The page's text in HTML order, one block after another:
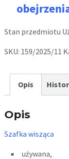
Stan przedmiotu
SKU: 159/2025/11
Opis
Opis
Szafka wisząca
używana,